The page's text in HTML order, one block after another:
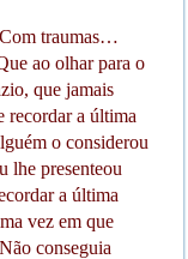
traumas…
ao olhar para o
que jamais
recordar a última
o considerou
lhe presenteou
a última
vez em que
conseguia